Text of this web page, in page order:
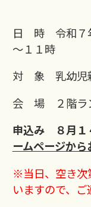
日 時 令和７
～１１時
対 象 乳幼児
会 場 ２階ラン
申込み ８月１
ームページから
※当日、空き次
いますので、ご